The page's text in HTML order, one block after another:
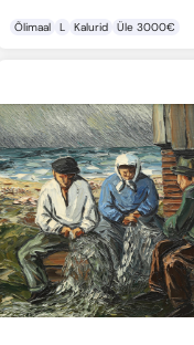
Õlimaal L Kalurid Üle 3000€